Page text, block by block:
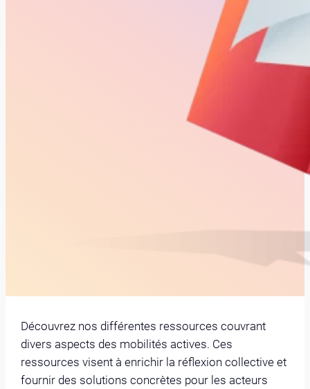
Découvrez nos différentes ressources couvrant
divers aspects des mobilités actives. Ces
ressources visent à enrichir la réflexion collective et
fournir des solutions concrètes pour les acteurs